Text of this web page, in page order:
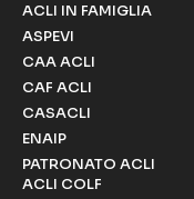
ACLI IN FAMIGLIA
ASPEVI
CAA ACLI
CAF ACLI
CASACLI
ENAIP
PATRONATO ACLI
ACLI COLF